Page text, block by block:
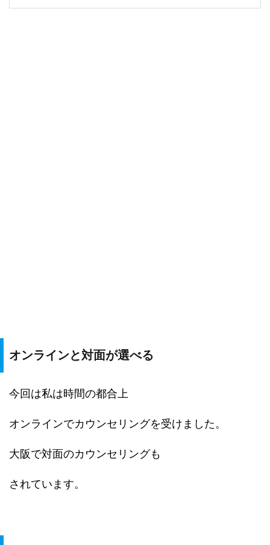
オンラインと対面が選べる
今回は私は時間の都合上
オンラインでカウンセリングを受けました。
大阪で対面のカウンセリングも
されています。